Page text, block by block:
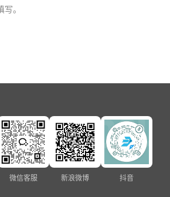
。
微信客服 新浪微博 抖音